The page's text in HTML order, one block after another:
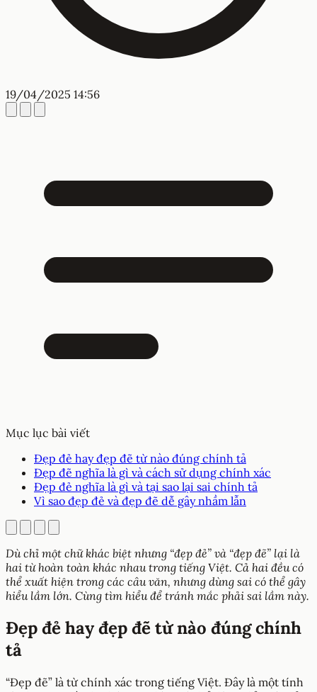
19/04/2025 14:56
Mục lục bài viết
Đẹp đẻ hay đẹp đẽ từ nào đúng chính tả
Đẹp đẽ nghĩa là gì và cách sử dụng chính xác
Đẹp đẻ nghĩa là gì và tại sao lại sai chính tả
Vì sao đẹp đẻ và đẹp đẽ dễ gây nhầm lẫn
Dù chỉ một chữ khác biệt nhưng “đẹp đẻ” và “đẹp đẽ” lại là
hai từ hoàn toàn khác nhau trong tiếng Việt. Cả hai đều có
thể xuất hiện trong các câu văn, nhưng dùng sai có thể gây
hiểu lầm lớn. Cùng tìm hiểu để tránh mắc phải sai lầm này.
Đẹp đẻ hay đẹp đẽ từ nào đúng chính
tả
“Đẹp đẽ” là từ chính xác trong tiếng Việt. Đây là một tính